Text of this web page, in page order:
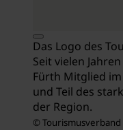
Das Logo des
Seit vielen
Fürth Mitglied
und Teil des
der Region.
© Tourismusverband